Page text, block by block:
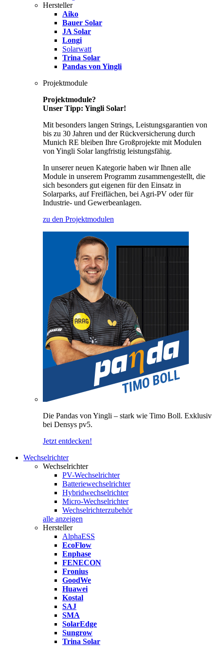
Hersteller
Aiko
Bauer Solar
JA Solar
Longi
Solarwatt
Trina Solar
Pandas von Yingli
Projektmodule
Projektmodule?
Unser Tipp: Yingli Solar!
Mit besonders langen Strings, Leistungsgarantien von
bis zu 30 Jahren und der Rückversicherung durch
Munich RE bleiben Ihre Großprojekte mit Modulen
von Yingli Solar langfristig leistungsfähig.
In unserer neuen Kategorie haben wir Ihnen alle
Module in unserem Programm zusammengestellt, die
sich besonders gut eigenen für den Einsatz in
Solarparks, auf Freiflächen, bei Agri-PV oder für
Industrie- und Gewerbeanlagen.
zu den Projektmodulen
Die Pandas von Yingli – stark wie Timo Boll. Exklusiv
bei Densys pv5.
Jetzt entdecken!
Wechselrichter
Wechselrichter
PV-Wechselrichter
Batteriewechselrichter
Hybridwechselrichter
Micro-Wechselrichter
Wechselrichterzubehör
alle anzeigen
Hersteller
AlphaESS
EcoFlow
Enphase
FENECON
Fronius
GoodWe
Huawei
Kostal
SAJ
SMA
SolarEdge
Sungrow
Trina Solar